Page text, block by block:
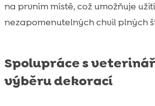
na prvním místě, což umožňuje
nezapomenutelných chvil plných
Spolupráce s
výběru dekorací